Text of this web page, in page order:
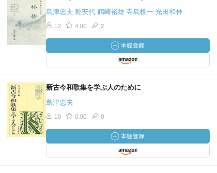
島津忠夫 乾安代 鶴崎裕雄 寺島樵一 光田和伸
12 4.00 2
新古今和歌集を学ぶ人のために
島津忠夫
10 0.00 0